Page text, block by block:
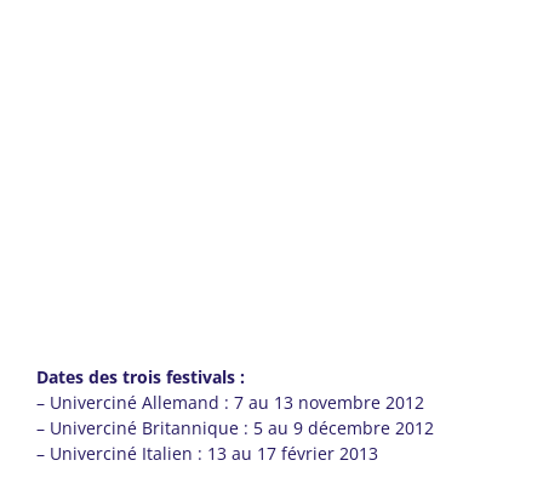
Dates des trois festivals :
– Univerciné Allemand : 7 au 13 novembre 2012
– Univerciné Britannique : 5 au 9 décembre 2012
– Univerciné Italien : 13 au 17 février 2013